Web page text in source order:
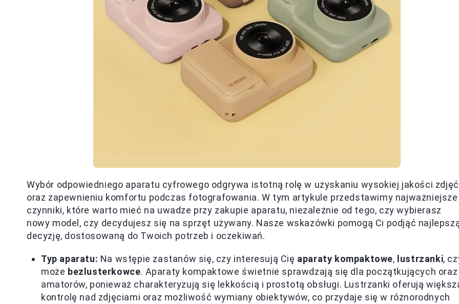
Wybór odpowiedniego aparatu cyfrowego odgrywa istotną rolę w uzyskaniu wysokiej jakości zdjęć
oraz zapewnieniu komfortu podczas fotografowania. W tym artykule przedstawimy najważniejsze
czynniki, które warto mieć na uwadze przy zakupie aparatu, niezależnie od tego, czy wybierasz
nowy model, czy decydujesz się na sprzęt używany. Nasze wskazówki pomogą Ci podjąć
decyzję, dostosowaną do Twoich potrzeb i oczekiwań.
Typ aparatu: Na wstępie zastanów się, czy interesują Cię aparaty kompaktowe, lustrzanki,
może bezlusterkowce. Aparaty kompaktowe świetnie sprawdzają się dla początkujących oraz
amatorów, ponieważ charakteryzują się lekkością i prostotą obsługi. Lustrzanki oferują
kontrolę nad zdjęciami oraz możliwość wymiany obiektywów, co przydaje się w różnorodnych